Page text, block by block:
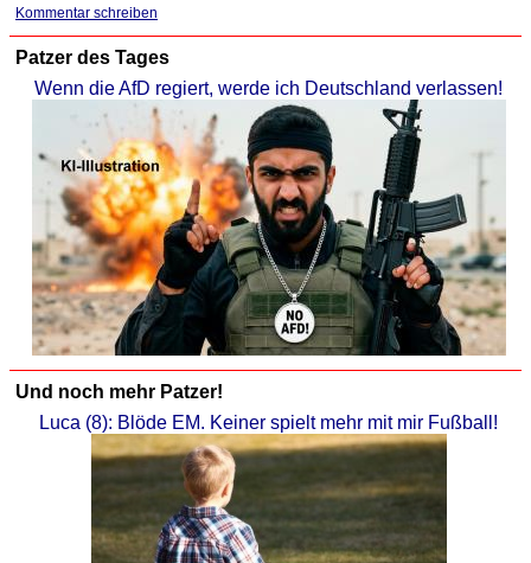
Kommentar schreiben
Patzer des Tages
Wenn die AfD regiert, werde ich Deutschland verlassen!
Und noch mehr Patzer!
Luca (8): Blöde EM. Keiner spielt mehr mit mir Fußball!